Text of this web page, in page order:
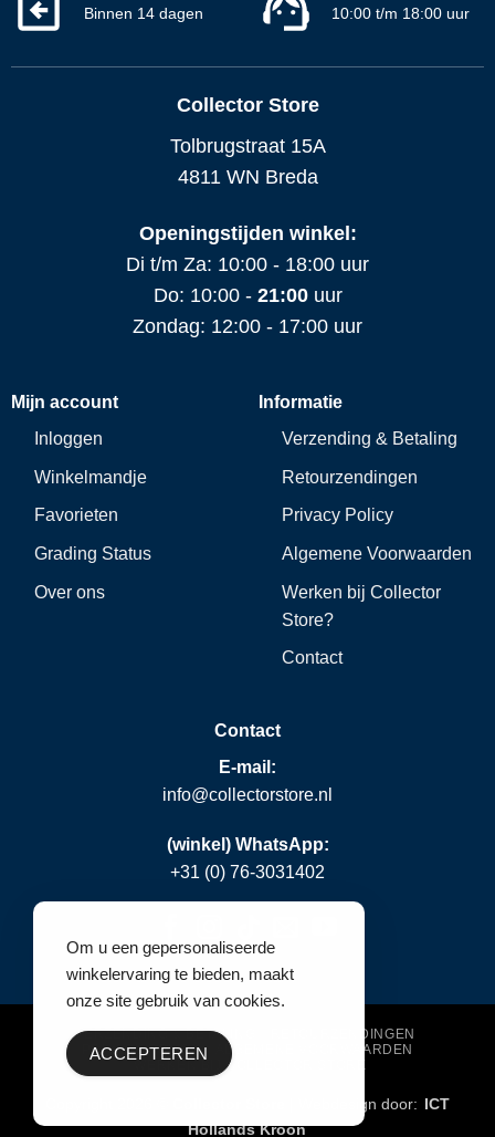
Binnen 14 dagen
10:00 t/m 18:00 uur
Collector Store
Tolbrugstraat 15A
4811 WN Breda
Openingstijden winkel:
Di t/m Za: 10:00 - 18:00 uur
Do: 10:00 - 21:00uur
Zondag: 12:00 - 17:00 uur
Mijn account
Inloggen
Winkelmandje
Favorieten
Grading Status
Over ons
Informatie
Verzending & Betaling
Retourzendingen
Privacy Policy
Algemene Voorwaarden
Werken bij Collector
Store?
Contact
Contact
E-mail:
info@collectorstore.nl
(winkel) WhatsApp:
+31 (0) 76-3031402
VERZENDING & BETALING
RETOURZENDINGEN
PRIVACY POLICY
ALGEMENE VOORWAARDEN
WERKEN BIJ COLLECTOR STORE
| Webdesign door: ICT
Hollands Kroon
Om u een gepersonaliseerde
winkelervaring te bieden, maakt
onze site gebruik van cookies.
ACCEPTEREN